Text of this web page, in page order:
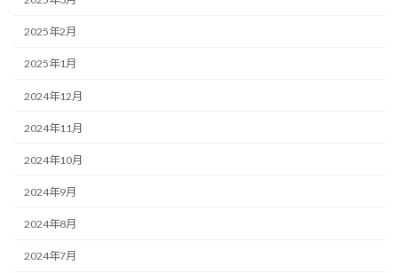
2025年2月
2025年1月
2024年12月
2024年11月
2024年10月
2024年9月
2024年8月
2024年7月